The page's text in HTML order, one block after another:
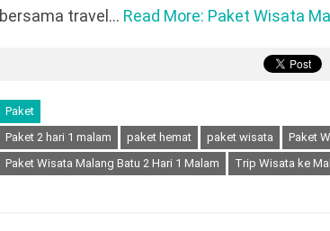
bersama travel… Read More: Paket Wisata
Paket
Paket 2 hari 1 malam
paket hemat paket wisata Paket
Paket Wisata Malang Batu 2 Hari 1 Malam
Trip Wisata ke